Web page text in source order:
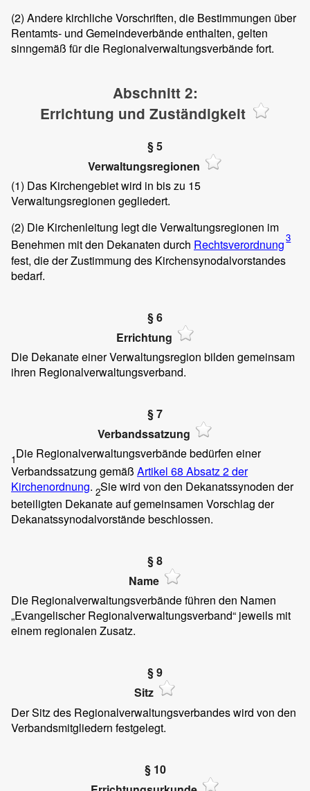
(2) Andere kirchliche Vorschriften, die Bestimmungen über
Rentamts- und Gemeindeverbände enthalten, gelten
sinngemäß für die Regionalverwaltungsverbände fort.
Abschnitt 2:
Errichtung und Zuständigkeit
§ 5
Verwaltungsregionen
(1) Das Kirchengebiet wird in bis zu 15
Verwaltungsregionen gegliedert.
(2) Die Kirchenleitung legt die Verwaltungsregionen im
Benehmen mit den Dekanaten durch Rechtsverordnung3
fest, die der Zustimmung des Kirchensynodalvorstandes
bedarf.
§ 6
Errichtung
Die Dekanate einer Verwaltungsregion bilden gemeinsam
ihren Regionalverwaltungsverband.
§ 7
Verbandssatzung
1Die Regionalverwaltungsverbände bedürfen einer
Verbandssatzung gemäß Artikel 68 Absatz 2 der
Kirchenordnung. 2Sie wird von den Dekanatssynoden der
beteiligten Dekanate auf gemeinsamen Vorschlag der
Dekanatssynodalvorstände beschlossen.
§ 8
Name
Die Regionalverwaltungsverbände führen den Namen
„Evangelischer Regionalverwaltungsverband“ jeweils mit
einem regionalen Zusatz.
§ 9
Sitz
Der Sitz des Regionalverwaltungsverbandes wird von den
Verbandsmitgliedern festgelegt.
§ 10